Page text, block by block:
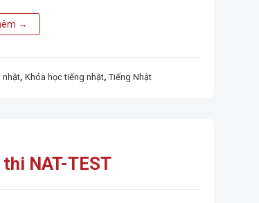
→
nhật, Khóa học tiếng nhật, Tiếng Nhật
NAT-TEST